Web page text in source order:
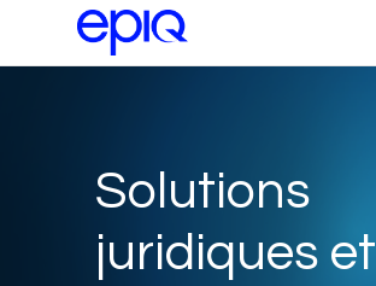
Solutions
juridiques et